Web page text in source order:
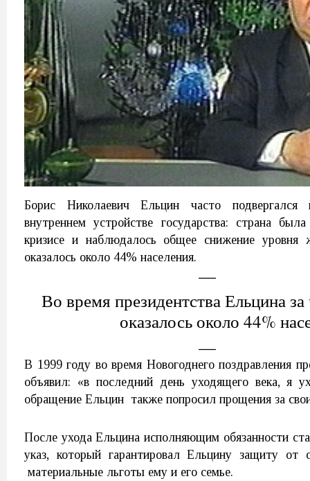
Борис Николаевич Ельцин часто
внутреннем устройстве государства: страна
кризисе и наблюдалось общее снижение уровня
оказалось около 44% населения.
Во время президентства Ельцина
оказалось около 44%
В 1999 году во время Новогоднего поздравления
объявил: «в последний день уходящего века, я
обращение Ельцин также попросил прощения за
После ухода Ельцина исполняющим обязанности
указ, который гарантировал Ельцину защиту от
материальные льготы ему и его семье.